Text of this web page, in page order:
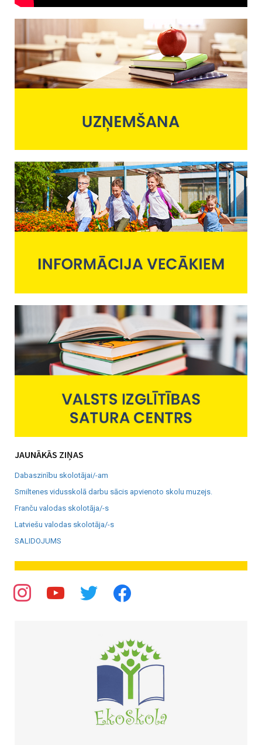
JAUNĀKĀS ZIŅAS
Dabaszinību skolotājai/-am
Smiltenes vidusskolā darbu sācis apvienoto skolu muzejs.
Franču valodas skolotāja/-s
Latviešu valodas skolotāja/-s
SALIDOJUMS